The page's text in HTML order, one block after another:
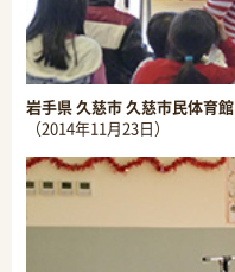
岩手県 久慈市 久慈市民体育館
（2014年11月23日）